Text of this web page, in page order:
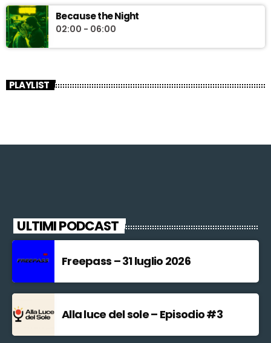
Because the Night
02:00 - 06:00
PLAYLIST
ULTIMI PODCAST
Freepass – 31 luglio 2026
Alla luce del sole – Episodio #3